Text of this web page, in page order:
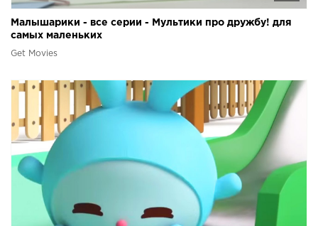
Малышарики - все серии - Мультики про дружбу! для
самых маленьких
Get Movies